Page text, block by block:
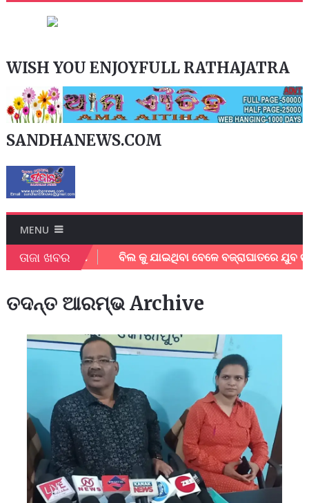
WISH YOU ENJOYFULL RATHAJATRA
SANDHANEWS.COM
MENU
ତାଜା ଖବର
ବନ ବିଭାଗ ବିଲ କୁ ଯାଇଥିବା ବେଳେ ବଜ୍ରାଘାତରେ ଯୁବ ଚାଷୀ
ତଦନ୍ତ ଆରମ୍ଭ Archive